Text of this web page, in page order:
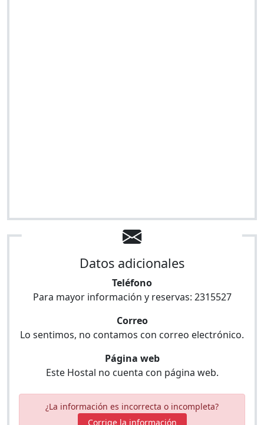
Datos adicionales
Teléfono
Para mayor información y reservas: 2315527
Correo
Lo sentimos, no contamos con correo electrónico.
Página web
Este Hostal no cuenta con página web.
¿La información es incorrecta o incompleta?
Corrige la información